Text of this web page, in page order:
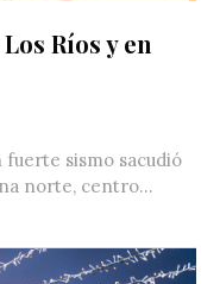
Ríos y en
fuerte sismo sacudió
norte, centro...